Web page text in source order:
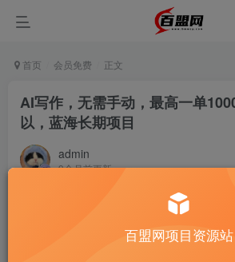
首页 会员免费 正文
AI写作，无需手动，最高一单
以，蓝海长期项目
admin
9个月前更新
百盟网项目资源站